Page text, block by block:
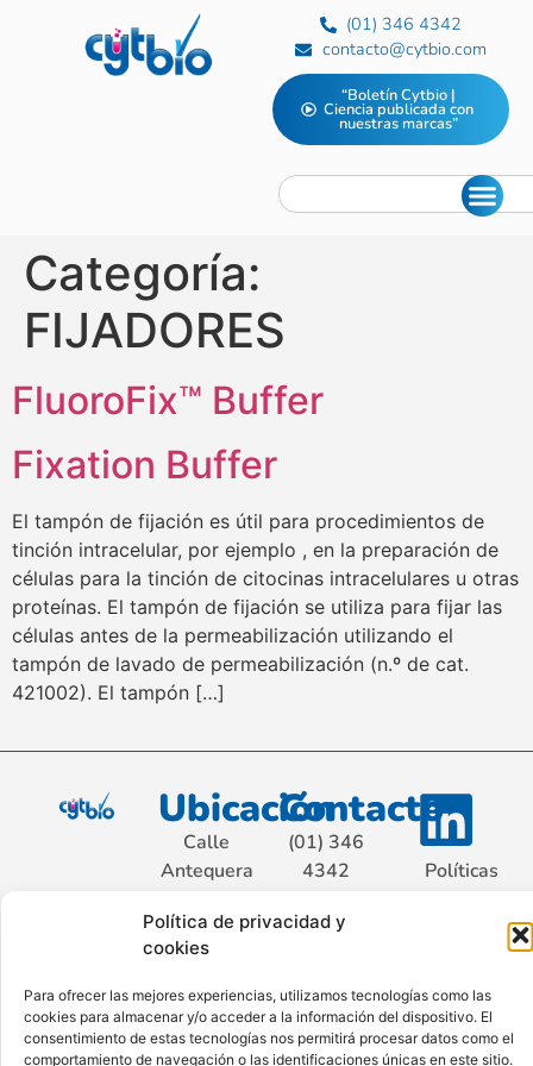
Política de privacidad y
cookies
Para ofrecer las mejores experiencias, utilizamos tecnologías como las
cookies para almacenar y/o acceder a la información del dispositivo. El
consentimiento de estas tecnologías nos permitirá procesar datos como el
comportamiento de navegación o las identificaciones únicas en este sitio.
(01) 346 4342
contacto@cytbio.com
“Boletín Cytbio |
Ciencia publicada con
nuestras marcas”
Categoría:
FIJADORES
FluoroFix™ Buffer
Fixation Buffer
El tampón de fijación es útil para procedimientos de
tinción intracelular, por ejemplo , en la preparación de
células para la tinción de citocinas intracelulares u otras
proteínas. El tampón de fijación se utiliza para fijar las
células antes de la permeabilización utilizando el
tampón de lavado de permeabilización (n.º de cat.
421002). El tampón […]
Ubicación
Calle
Antequera
Sétimo
Piso Int.
701, San
Isidro.
Lima –
Contacto
(01) 346
4342
Políticas
privacidad